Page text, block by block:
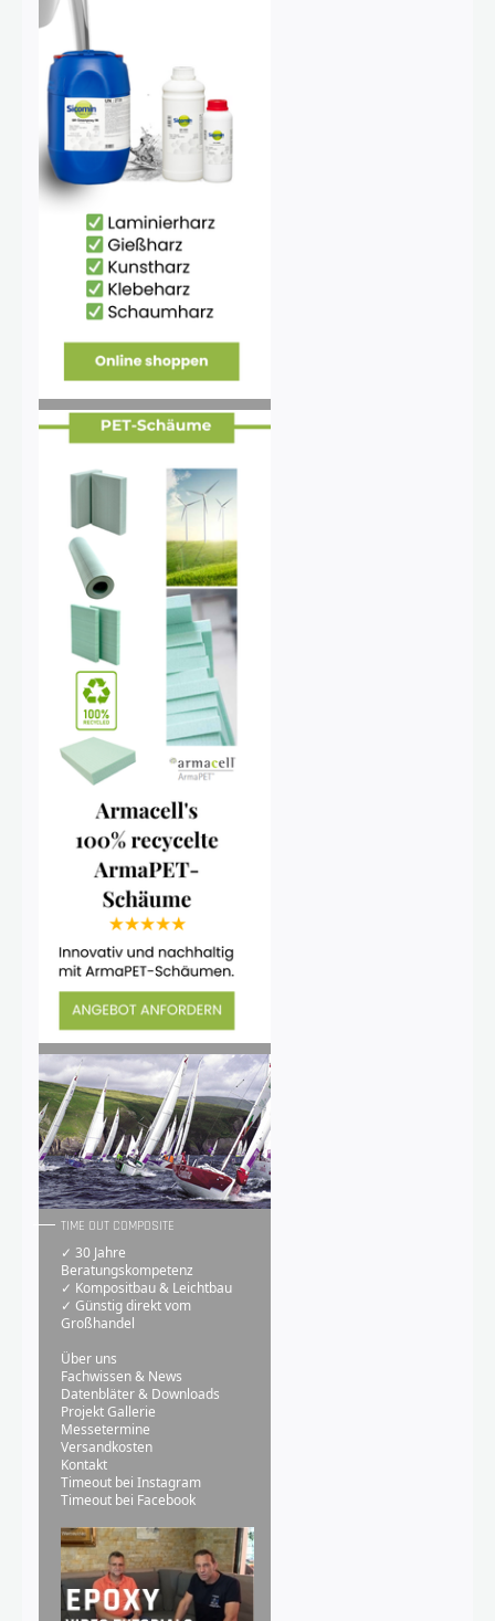
TIME OUT COMPOSITE
✓ 30 Jahre
Beratungskompetenz
✓ Kompositbau & Leichtbau
✓ Günstig direkt vom
Großhandel
Über uns
Fachwissen & News
Datenbläter & Downloads
Projekt Gallerie
Messetermine
Versandkosten
Kontakt
Timeout bei Instagram
Timeout bei Facebook